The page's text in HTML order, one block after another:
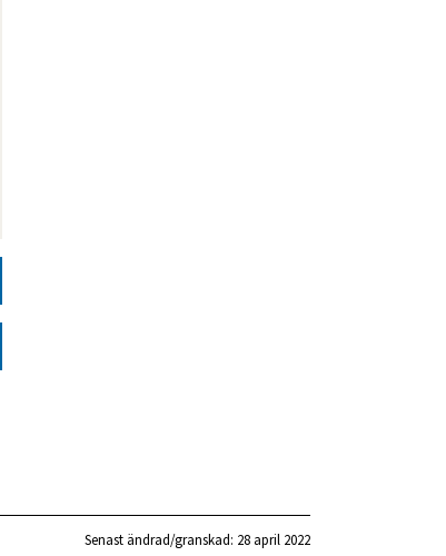
Senast ändrad/granskad: 28 april 2022